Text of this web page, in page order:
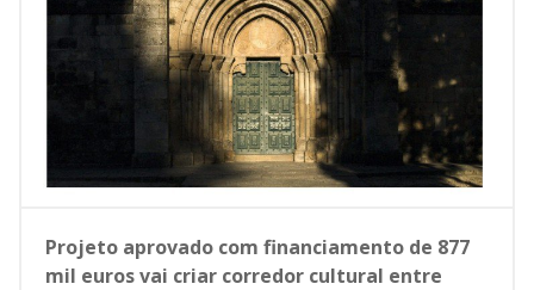
Projeto aprovado com financiamento de 877
mil euros vai criar corredor cultural entre